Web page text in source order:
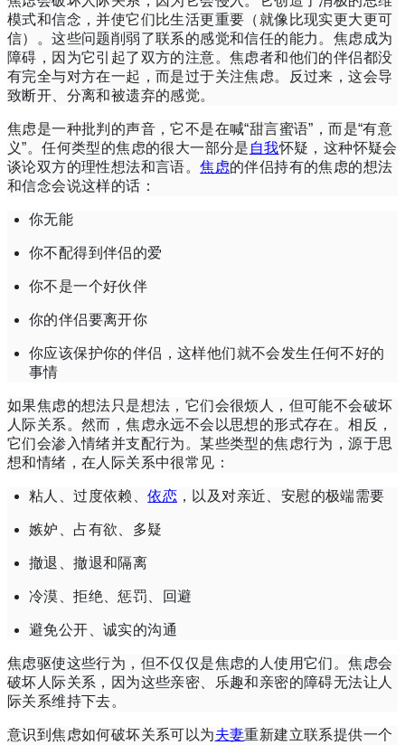
模式和信念，并使它们比生活更重要（就像比现实更大更可
信）。这些问题削弱了联系的感觉和信任的能力。 焦虑成为
障碍，因为它引起了双方的注意。 焦虑者和他们的伴侣都没
有完全与对方在一起，而是过于关注焦虑。 反过来，这会导
致断开、分离和被遗弃的感觉。
焦虑是一种批判的声音，它不是在喊“甜言蜜语”，而是“有意
义”。任何类型的焦虑的很大一部分是 自我怀疑，这种怀疑会
谈论双方的理性想法和言语。焦虑的伴侣持有的焦虑的想法
和信念会说这样的话：
你无能
你不配得到伴侣的爱
你不是一个好伙伴
你的伴侣要离开你
你应该保护你的伴侣，这样他们就不会发生任何不好的
事情
如果焦虑的想法只是想法，它们会很烦人，但可能不会破坏
人际关系。 然而，焦虑永远不会以思想的形式存在。相反，
它们会渗入情绪并支配行为。某些类型的焦虑行为，源于思
想和情绪，在人际关系中很常见：
粘人、过度依赖、依恋 ，以及对亲近、安慰的极端需要
嫉妒、占有欲、多疑
撤退、撤退和隔离
冷漠、拒绝、惩罚、回避
避免公开、诚实的沟通
焦虑驱使这些行为，但不仅仅是焦虑的人使用它们。焦虑会
破坏人际关系，因为这些亲密、乐趣和亲密的障碍无法让人
际关系维持下去。
意识到焦虑如何破坏关系可以为夫妻重新建立联系提供一个